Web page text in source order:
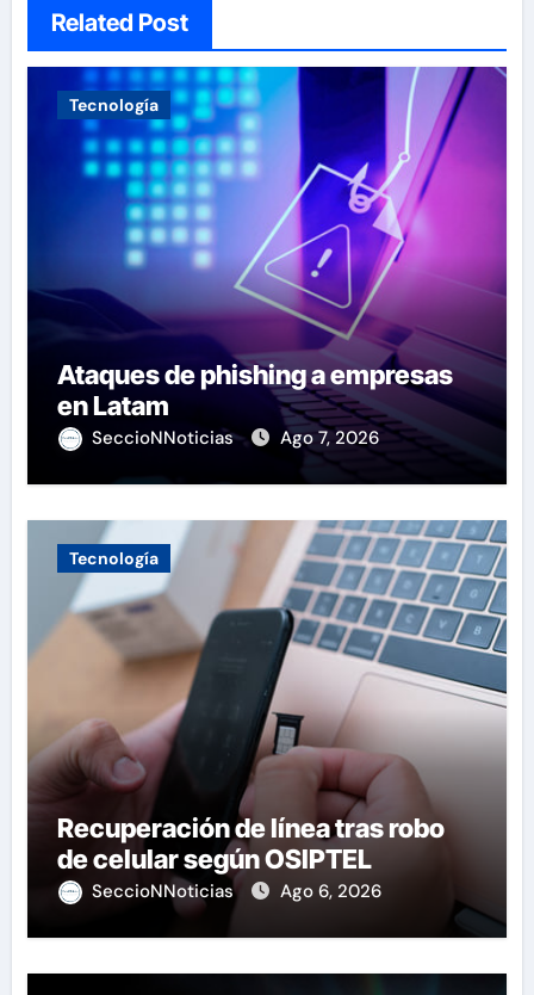
Related Post
Tecnología
Ataques de phishing a empresas
en Latam
SeccioNNoticias Ago 7, 2026
Tecnología
Recuperación de línea tras robo
de celular según OSIPTEL
SeccioNNoticias Ago 6, 2026